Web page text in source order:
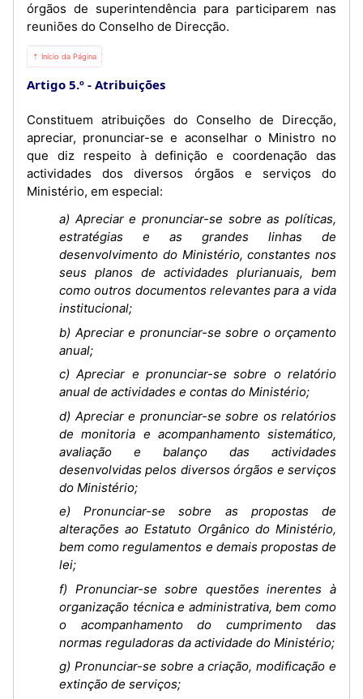
órgãos de superintendência para participarem nas
reuniões do Conselho de Direcção.
⇡ Início da Página
Artigo 5.º Atribuições
Constituem atribuições do Conselho de Direcção,
apreciar, pronunciar-se e aconselhar o Ministro no
que diz respeito à definição e coordenação das
actividades dos diversos órgãos e serviços do
Ministério, em especial:
a) Apreciar e pronunciar-se sobre as políticas,
estratégias e as grandes linhas de
desenvolvimento do Ministério, constantes nos
seus planos de actividades plurianuais, bem
como outros documentos relevantes para a vida
institucional;
b) Apreciar e pronunciar-se sobre o orçamento
anual;
c) Apreciar e pronunciar-se sobre o relatório
anual de actividades e contas do Ministério;
d) Apreciar e pronunciar-se sobre os relatórios
de monitoria e acompanhamento sistemático,
avaliação e balanço das actividades
desenvolvidas pelos diversos órgãos e serviços
do Ministério;
e) Pronunciar-se sobre as propostas de
alterações ao Estatuto Orgânico do Ministério,
bem como regulamentos e demais propostas de
lei;
f) Pronunciar-se sobre questões inerentes à
organização técnica e administrativa, bem como
o acompanhamento do cumprimento das
normas reguladoras da actividade do Ministério;
g) Pronunciar-se sobre a criação, modificação e
extinção de serviços;